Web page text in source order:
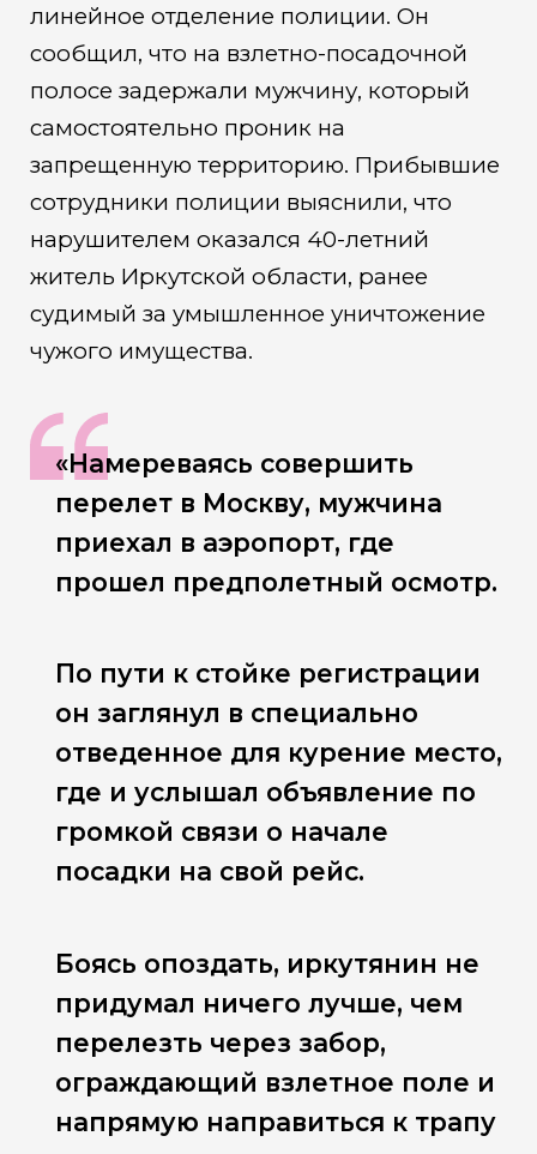
линейное отделение полиции. Он
сообщил, что на взлетно-посадочной
полосе задержали мужчину, который
самостоятельно проник на
запрещенную территорию. Прибывшие
сотрудники полиции выяснили, что
нарушителем оказался 40-летний
житель Иркутской области, ранее
судимый за умышленное уничтожение
чужого имущества.
«Намереваясь совершить
перелет в Москву, мужчина
приехал в аэропорт, где
прошел предполетный осмотр.
По пути к стойке регистрации
он заглянул в специально
отведенное для курение место,
где и услышал объявление по
громкой связи о начале
посадки на свой рейс.
Боясь опоздать, иркутянин не
придумал ничего лучше, чем
перелезть через забор,
ограждающий взлетное поле и
напрямую направиться к трапу